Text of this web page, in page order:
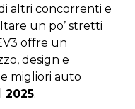
altri concorrenti e
un po’ stretti
offre un
design e
migliori auto
2025.